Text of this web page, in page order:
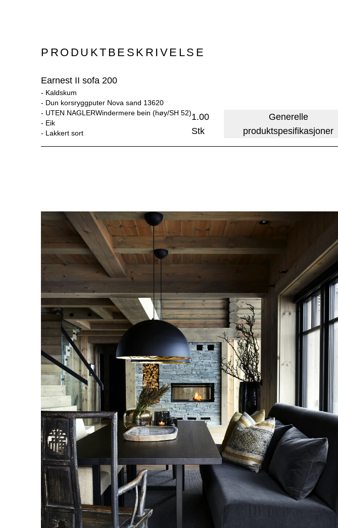
PRODUKTBESKRIVELSE
Earnest II sofa 200
- Kaldskum
- Dun korsryggputer Nova sand 13620
- UTEN NAGLERWindermere bein (høy/SH 52)
- Eik
- Lakkert sort
1.00
Stk
Generelle
produktspesifikasjoner